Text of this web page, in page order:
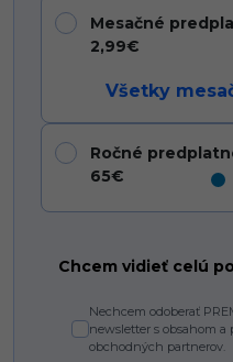
Mesačné
2,99€
Všetky
Ročné
65€
Chcem vidieť celú
Nechcem odoberať
newsletter s obsahom
obchodných partnerov.